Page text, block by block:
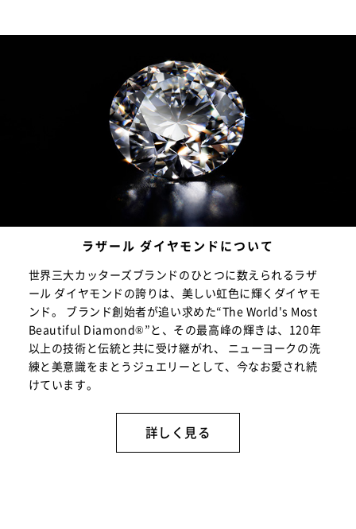
ラザール ダイヤモンドについて
世界三大カッターズブランドのひとつに数えられるラザ
ール ダイヤモンドの誇りは、美しい虹色に輝くダイヤモ
ンド。 ブランド創始者が追い求めた“The World's Most
Beautiful Diamond®”と、その最高峰の輝きは、120年
以上の技術と伝統と共に受け継がれ、 ニューヨークの洗
練と美意識をまとうジュエリーとして、今なお愛され続
けています。
詳しく見る